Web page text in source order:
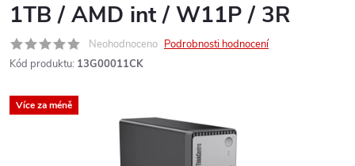
1TB / AMD int / W11P / 3R
Neohodnoceno Podrobnosti hodnocení
Kód produktu: 13G00011CK
Více za méně